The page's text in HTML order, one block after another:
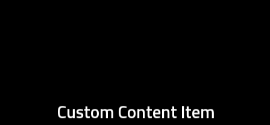
Custom Content Item